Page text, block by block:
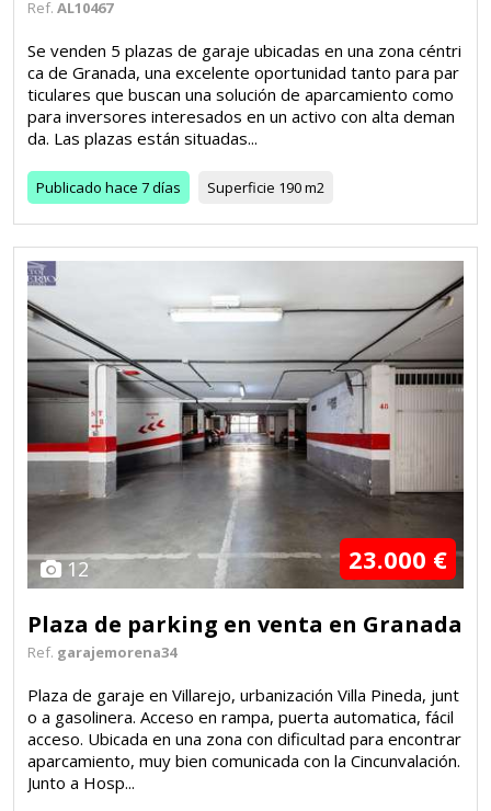
Ref. AL10467
Se venden 5 plazas de garaje ubicadas en una zona céntri
ca de Granada, una excelente oportunidad tanto para par
ticulares que buscan una solución de aparcamiento como
para inversores interesados en un activo con alta deman
da. Las plazas están situadas...
Publicado hace 7 días Superficie 190 m2
12 23.000 €
Plaza de parking en venta en Granada
Ref. garajemorena34
Plaza de garaje en Villarejo, urbanización Villa Pineda, junt
o a gasolinera. Acceso en rampa, puerta automatica, fácil
acceso. Ubicada en una zona con dificultad para encontrar
aparcamiento, muy bien comunicada con la Cincunvalación.
Junto a Hosp...